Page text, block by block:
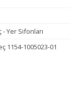
- Yer Sifonları
1154-1005023-01